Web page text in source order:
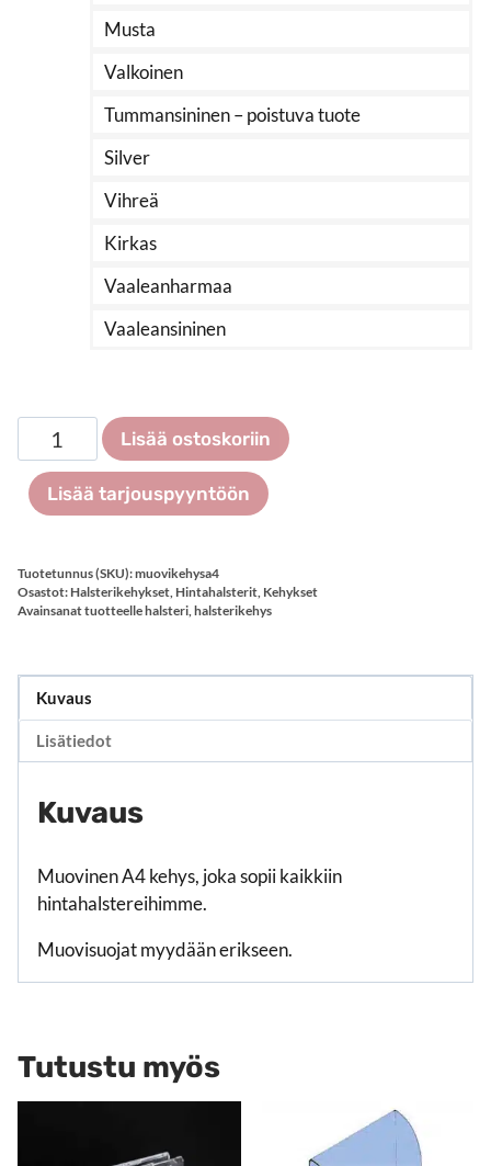
Musta
Valkoinen
Tummansininen – poistuva tuote
Silver
Vihreä
Kirkas
Vaaleanharmaa
Vaaleansininen
Muovikehys
A4
määrä
Lisää ostoskoriin
Lisää tarjouspyyntöön
Tuotetunnus (SKU):muovikehysa4
Osastot: Halsterikehykset, Hintahalsterit, Kehykset
Avainsanat tuotteellehalsteri,halsterikehys
Kuvaus
Lisätiedot
Kuvaus
Muovinen A4 kehys, joka sopii kaikkiin
hintahalstereihimme.
Muovisuojat myydään erikseen.
Tutustu myös